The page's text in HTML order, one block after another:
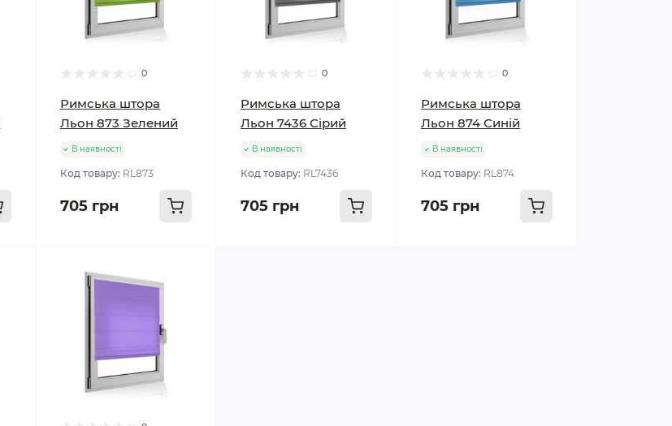
0
Римська штора
Льон 873 Зелений
В наявності
Код товару: RL873
705 грн
0
Римська штора
Льон 7436 Сірий
В наявності
Код товару: RL7436
705 грн
0
Римська штора
Льон 874 Синій
В наявності
Код товару: RL874
705 грн